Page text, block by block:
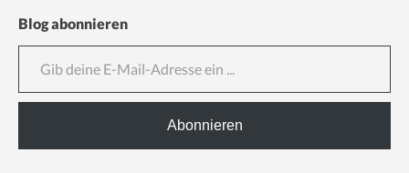
Blog abonnieren
Gib deine E-Mail-Adresse ein ...
Abonnieren